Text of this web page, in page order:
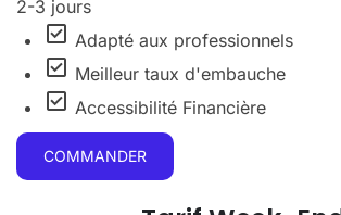
2-3 jours
check_box Adapté aux professionnels
check_box Meilleur taux d'embauche
check_box Accessibilité Financière
COMMANDER